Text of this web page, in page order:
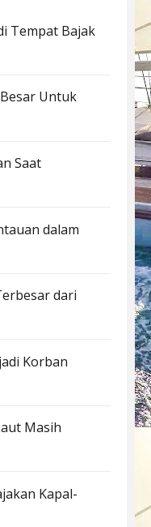
Tempat Bajak
Untuk
Saat
dalam
dari
Korban
Masih
Kapal-